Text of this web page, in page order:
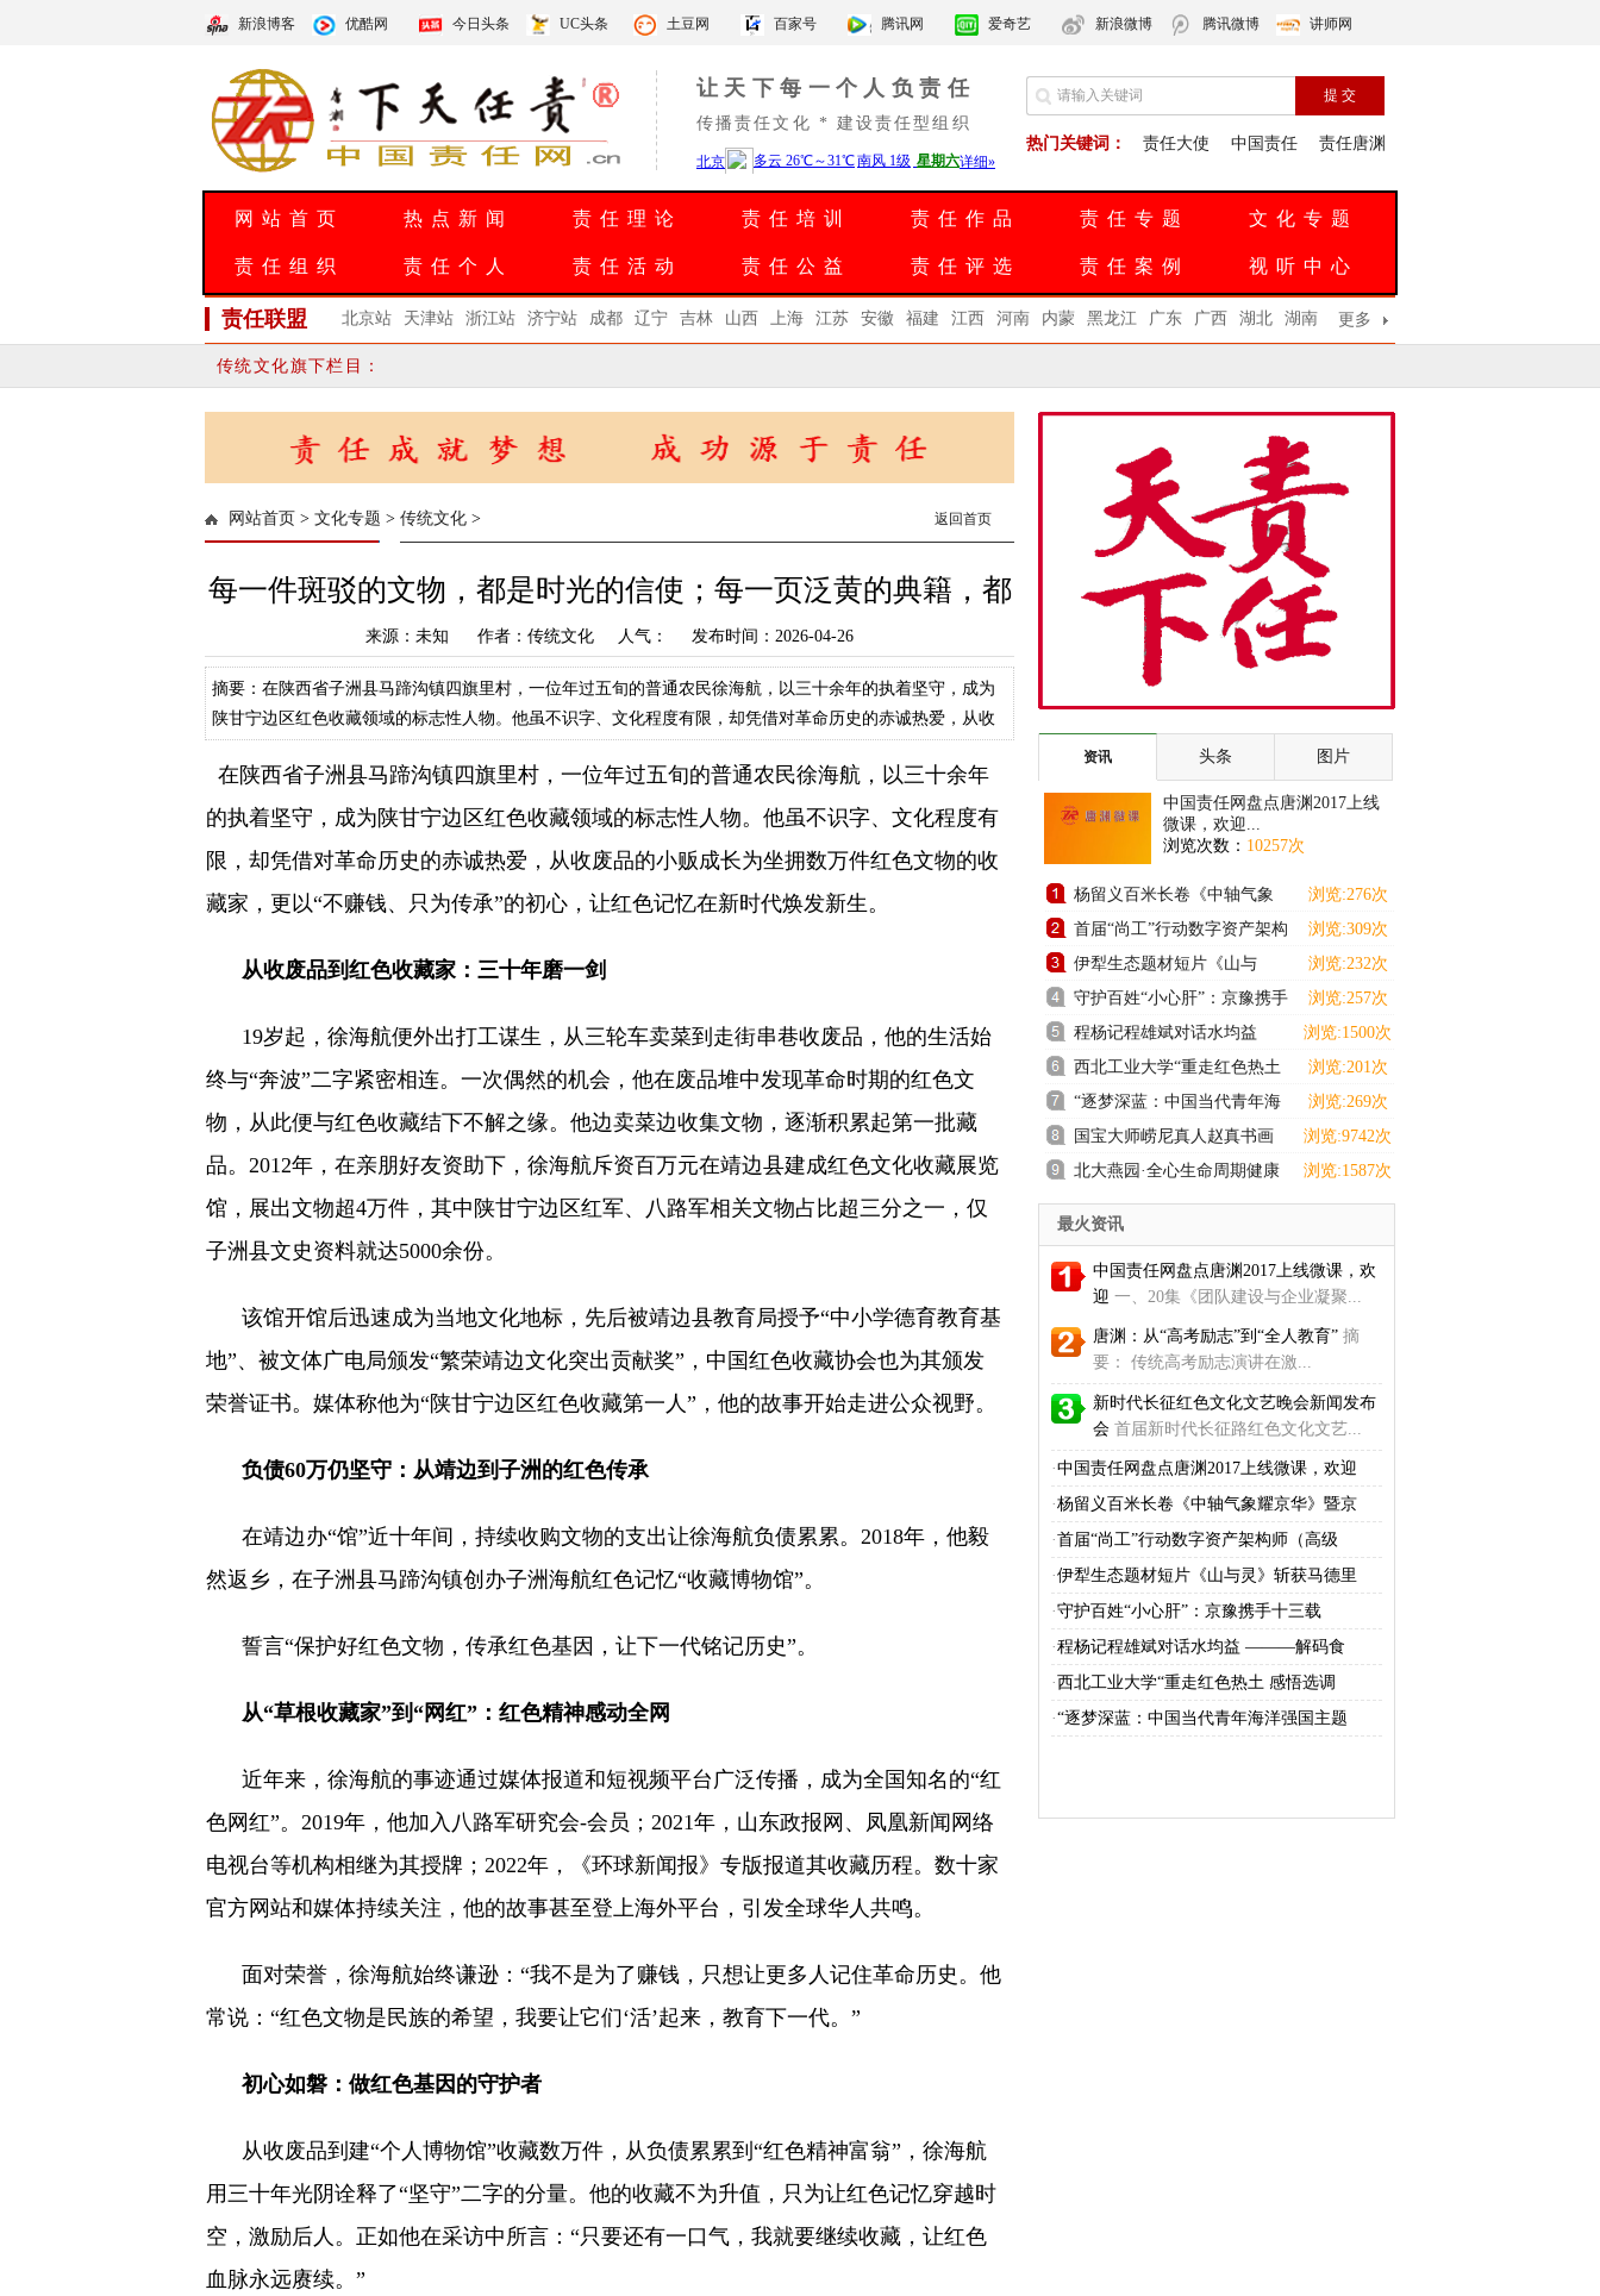
新浪博客 优酷网 今日头条 UC头条 土豆网 百家号 腾讯网 爱奇艺 新浪微博 腾讯微博 讲师网
让天下每一个人负责任
传播责任文化 * 建设责任型组织
热门关键词：
责任大使 中国责任 责任唐渊
网站首页 热点新闻 责任理论 责任培训 责任作品 责任专题 文化专题
责任组织 责任个人 责任活动 责任公益 责任评选 责任案例 视听中心
责任联盟 北京站 天津站 浙江站 济宁站 成都 辽宁 吉林 山西 上海 江苏 安徽 福建 江西 河南 内蒙 黑龙江 广东 广西 湖北 湖南 更多
传统文化旗下栏目：
网站首页 > 文化专题 > 传统文化 > 返回首页
每一件斑驳的文物，都是时光的信使；每一页泛黄的典籍，都
来源：未知 作者：传统文化 人气： 发布时间：2026-04-26
摘要：在陕西省子洲县马蹄沟镇四旗里村，一位年过五旬的普通农民徐海航，以三十余年的执着坚守，成为
陕甘宁边区红色收藏领域的标志性人物。他虽不识字、文化程度有限，却凭借对革命历史的赤诚热爱，从收
在陕西省子洲县马蹄沟镇四旗里村，一位年过五旬的普通农民徐海航，以三十余年
的执着坚守，成为陕甘宁边区红色收藏领域的标志性人物。他虽不识字、文化程度有
限，却凭借对革命历史的赤诚热爱，从收废品的小贩成长为坐拥数万件红色文物的收
藏家，更以“不赚钱、只为传承”的初心，让红色记忆在新时代焕发新生。
从收废品到红色收藏家：三十年磨一剑
19岁起，徐海航便外出打工谋生，从三轮车卖菜到走街串巷收废品，他的生活始
终与“奔波”二字紧密相连。一次偶然的机会，他在废品堆中发现革命时期的红色文
物，从此便与红色收藏结下不解之缘。他边卖菜边收集文物，逐渐积累起第一批藏
品。2012年，在亲朋好友资助下，徐海航斥资百万元在靖边县建成红色文化收藏展览
馆，展出文物超4万件，其中陕甘宁边区红军、八路军相关文物占比超三分之一，仅
子洲县文史资料就达5000余份。
该馆开馆后迅速成为当地文化地标，先后被靖边县教育局授予“中小学德育教育基
地”、被文体广电局颁发“繁荣靖边文化突出贡献奖”，中国红色收藏协会也为其颁发
荣誉证书。媒体称他为“陕甘宁边区红色收藏第一人”，他的故事开始走进公众视野。
负债60万仍坚守：从靖边到子洲的红色传承
在靖边办“馆”近十年间，持续收购文物的支出让徐海航负债累累。2018年，他毅
然返乡，在子洲县马蹄沟镇创办子洲海航红色记忆“收藏博物馆”。
誓言“保护好红色文物，传承红色基因，让下一代铭记历史”。
从“草根收藏家”到“网红”：红色精神感动全网
近年来，徐海航的事迹通过媒体报道和短视频平台广泛传播，成为全国知名的“红
色网红”。2019年，他加入八路军研究会-会员；2021年，山东政报网、凤凰新闻网络
电视台等机构相继为其授牌；2022年，《环球新闻报》专版报道其收藏历程。数十家
官方网站和媒体持续关注，他的故事甚至登上海外平台，引发全球华人共鸣。
面对荣誉，徐海航始终谦逊：“我不是为了赚钱，只想让更多人记住革命历史。他
常说：“红色文物是民族的希望，我要让它们‘活’起来，教育下一代。”
初心如磐：做红色基因的守护者
从收废品到建“个人博物馆”收藏数万件，从负债累累到“红色精神富翁”，徐海航
用三十年光阴诠释了“坚守”二字的分量。他的收藏不为升值，只为让红色记忆穿越时
空，激励后人。正如他在采访中所言：“只要还有一口气，我就要继续收藏，让红色
血脉永远赓续。”
资讯 头条 图片
中国责任网盘点唐渊2017上线
微课，欢迎...
浏览次数： 10257次
杨留义百米长卷《中轴气象
耀京华》暨京城胜景展
浏览:276次
首届“尚工”行动数字资产架构
师（高级）能力提
浏览:309次
伊犁生态题材短片《山与
灵》斩获马德里国际独立
浏览:232次
守护百姓“小心肝”：京豫携手
十三载 名医下沉惠
浏览:257次
程杨记程雄斌对话水均益
———解码食养中小企
浏览:1500次
西北工业大学“重走红色热土
感悟选调担当”实践
浏览:201次
“逐梦深蓝：中国当代青年海
洋强国主题设计巡展
浏览:269次
国宝大师崂尼真人赵真书画
拍卖、收藏
浏览:9742次
北大燕园·全心生命周期健康
学院正式启动:
浏览:1587次
最火资讯
中国责任网盘点唐渊2017上线微课，欢
迎 一、20集《团队建设与企业凝聚...
唐渊：从“高考励志”到“全人教育” 摘
要： 传统高考励志演讲在激...
新时代长征红色文化文艺晚会新闻发布
会 首届新时代长征路红色文化文艺...
·中国责任网盘点唐渊2017上线微课，欢迎
·杨留义百米长卷《中轴气象耀京华》暨京
·首届“尚工”行动数字资产架构师（高级
·伊犁生态题材短片《山与灵》斩获马德里
·守护百姓“小心肝”：京豫携手十三载
·程杨记程雄斌对话水均益 ———解码食
·西北工业大学“重走红色热土 感悟选调
·“逐梦深蓝：中国当代青年海洋强国主题